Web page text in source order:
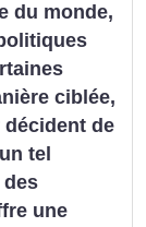
du monde,
ciblée,
décident de
tel
des
une